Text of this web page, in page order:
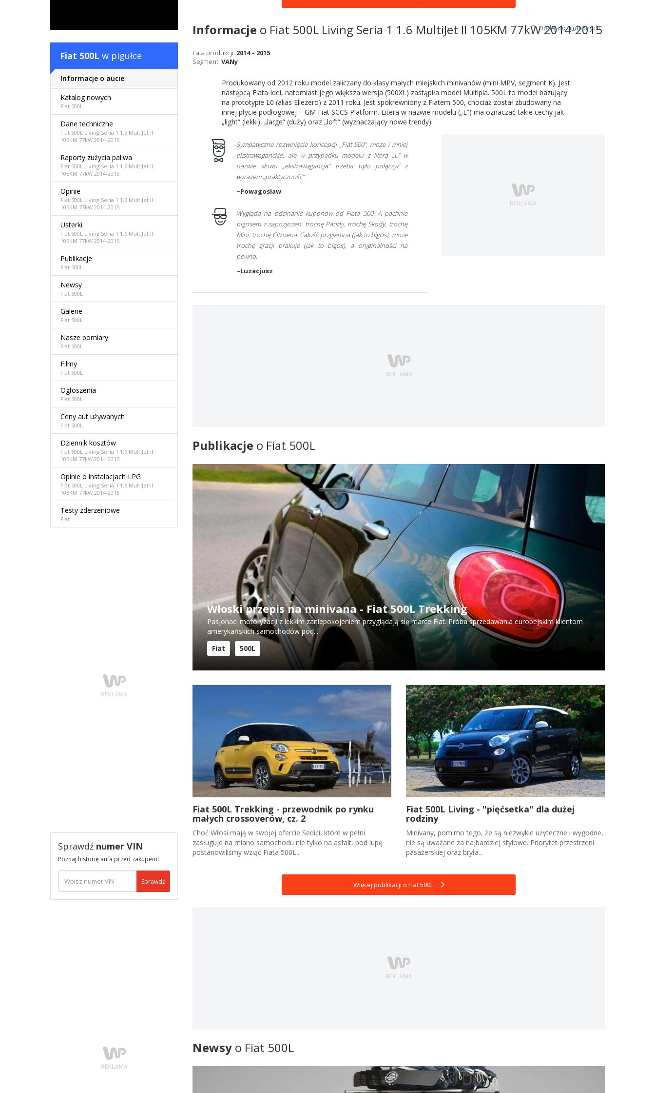
Informacje o Fiat 500L Living Seria 1 1.6 MultiJet II 105KM 77kW 2014-2015
Lata produkcji: 2014 – 2015
Segment: VANy
Dodaj do ulubionych
Produkowany od 2012 roku model zaliczany do klasy małych miejskich minivanów (mini MPV, segment K). Jest
następcą Fiata Idei, natomiast jego większa wersja (500XL) zastąpiła model Multipla. 500L to model bazujący
na prototypie L0 (alias Ellezero) z 2011 roku. Jest spokrewniony z Fiatem 500, chociaż został zbudowany na
innej płycie podłogowej – GM Fiat SCCS Platform. Litera w nazwie modelu („L”) ma oznaczać takie cechy jak
„light” (lekki), „large” (duży) oraz „loft” (wyznaczający nowe trendy).
Sympatyczne rozwinięcie koncepcji „Fiat 500”, może i mniej
ekstrawaganckie, ale w przypadku modelu z literą „L” w
nazwie słowo „ekstrawagancja” trzeba było połączyć z
wyrazem „praktyczność”.
~Powagosław
Wygląda na odcinanie kuponów od Fiata 500. A pachnie
bigosem z zapożyczeń: trochę Pandy, trochę Skody, trochę
Mini, trochę Citroena. Całość przyjemna (jak to bigos), może
trochę gracji brakuje (jak to bigos), a oryginalności na
pewno.
~Luzacjusz
Publikacje o Fiat 500L
Włoski przepis na minivana - Fiat 500L Trekking
Pasjonaci motoryzacji z lekkim zaniepokojeniem przyglądają się marce Fiat. Próba sprzedawania europejskim klientom
amerykańskich samochodów pod...
Fiat
500L
Fiat 500L Trekking - przewodnik po rynku
małych crossoverów, cz. 2
Choć Włosi mają w swojej ofercie Sedici, które w pełni
zasługuje na miano samochodu nie tylko na asfalt, pod lupę
postanowiliśmy wziąć Fiata 500L...
Fiat 500L Living - "pięćsetka" dla dużej
rodziny
Minivany, pomimo tego, że są niezwykle użyteczne i wygodne,
nie są uważane za najbardziej stylowe. Priorytet przestrzeni
pasażerskiej oraz bryła...
Więcej publikacji o Fiat 500L
Newsy o Fiat 500L
Fiat 500L w pigułce
Informacje o aucie
Katalog nowych
Fiat 500L
Dane techniczne
Fiat 500L Living Seria 1 1.6 MultiJet II
105KM 77kW 2014-2015
Raporty zużycia paliwa
Fiat 500L Living Seria 1 1.6 MultiJet II
105KM 77kW 2014-2015
Opinie
Fiat 500L Living Seria 1 1.6 MultiJet II
105KM 77kW 2014-2015
Usterki
Fiat 500L Living Seria 1 1.6 MultiJet II
105KM 77kW 2014-2015
Publikacje
Fiat 500L
Newsy
Fiat 500L
Galerie
Fiat 500L
Nasze pomiary
Fiat 500L
Filmy
Fiat 500L
Ogłoszenia
Fiat 500L
Ceny aut używanych
Fiat 500L
Dziennik kosztów
Fiat 500L Living Seria 1 1.6 MultiJet II
105KM 77kW 2014-2015
Opinie o instalacjach LPG
Fiat 500L Living Seria 1 1.6 MultiJet II
105KM 77kW 2014-2015
Testy zderzeniowe
Fiat
Sprawdź numer VIN
Poznaj historię auta przed zakupem!
Sprawdź